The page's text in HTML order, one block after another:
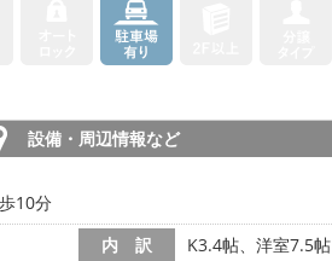
設備・周辺情報など
10分
内 訳
K3.4帖、洋室7.5帖